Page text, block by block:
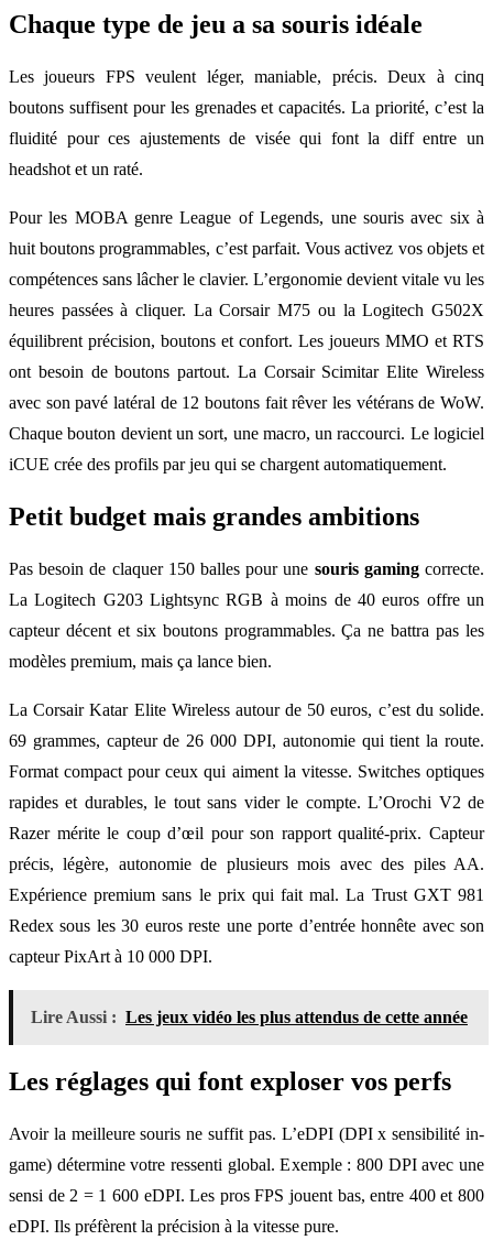
Chaque type de jeu a sa souris idéale
Les joueurs FPS veulent léger, maniable, précis. Deux à cinq
boutons suffisent pour les grenades et capacités. La priorité, c’est la
fluidité pour ces ajustements de visée qui font la diff entre un
headshot et un raté.
Pour les MOBA genre League of Legends, une souris avec six à
huit boutons programmables, c’est parfait. Vous activez vos objets et
compétences sans lâcher le clavier. L’ergonomie devient vitale vu les
heures passées à cliquer. La Corsair M75 ou la Logitech G502X
équilibrent précision, boutons et confort. Les joueurs MMO et RTS
ont besoin de boutons partout. La Corsair Scimitar Elite Wireless
avec son pavé latéral de 12 boutons fait rêver les vétérans de WoW.
Chaque bouton devient un sort, une macro, un raccourci. Le logiciel
iCUE crée des profils par jeu qui se chargent automatiquement.
Petit budget mais grandes ambitions
Pas besoin de claquer 150 balles pour une souris gamingcorrecte.
La Logitech G203 Lightsync RGB à moins de 40 euros offre un
capteur décent et six boutons programmables. Ça ne battra pas les
modèles premium, mais ça lance bien.
La Corsair Katar Elite Wireless autour de 50 euros, c’est du solide.
69 grammes, capteur de 26 000 DPI, autonomie qui tient la route.
Format compact pour ceux qui aiment la vitesse. Switches optiques
rapides et durables, le tout sans vider le compte. L’Orochi V2 de
Razer mérite le coup d’œil pour son rapport qualité-prix. Capteur
précis, légère, autonomie de plusieurs mois avec des piles AA.
Expérience premium sans le prix qui fait mal. La Trust GXT 981
Redex sous les 30 euros reste une porte d’entrée honnête avec son
capteur PixArt à 10 000 DPI.
Lire Aussi : Les jeux vidéo les plus attendus de cette année
Les réglages qui font exploser vos perfs
Avoir la meilleure souris ne suffit pas. L’eDPI (DPI x sensibilité in-
game) détermine votre ressenti global. Exemple : 800 DPI avec une
sensi de 2 = 1 600 eDPI. Les pros FPS jouent bas, entre 400 et 800
eDPI. Ils préfèrent la précision à la vitesse pure.